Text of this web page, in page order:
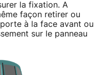
la fixation. A
façon retirer ou
à la face avant ou
sur le panneau